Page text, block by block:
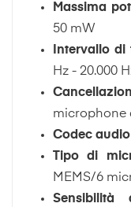
Massima
50 mW
Intervallo
Hz - 20.000
microphone
Codec
Tipo di
MEMS/6
Sensibilità